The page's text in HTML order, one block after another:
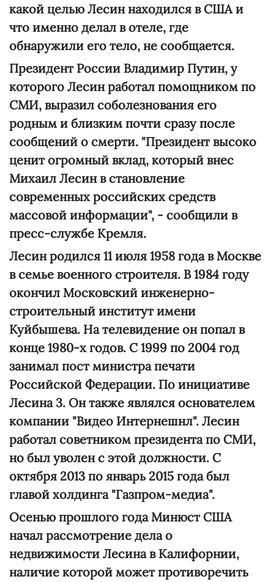
какой целью Лесин находился в США и
что именно делал в отеле, где
обнаружили его тело, не сообщается.
Президент России Владимир Путин, у
которого Лесин работал помощником по
СМИ, выразил соболезнования его
родным и близким почти сразу после
сообщений о смерти. "Президент высоко
ценит огромный вклад, который внес
Михаил Лесин в становление
современных российских средств
массовой информации", - сообщили в
пресс-службе Кремля.
Лесин родился 11 июля 1958 года в Москве
в семье военного строителя. В 1984 году
окончил Московский инженерно-
строительный институт имени
Куйбышева. На телевидение он попал в
конце 1980-х годов. С 1999 по 2004 год
занимал пост министра печати
Российской Федерации. По инициативе
Лесина 3. Он также являлся основателем
компании "Видео Интернешнл". Лесин
работал советником президента по СМИ,
но был уволен с этой должности. С
октября 2013 по январь 2015 года был
главой холдинга "Газпром-медиа".
Осенью прошлого года Минюст США
начал рассмотрение дела о
недвижимости Лесина в Калифорнии,
наличие которой может противоречить